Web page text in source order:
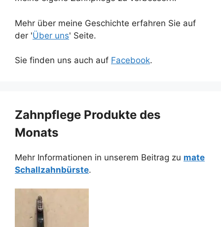
Mehr über meine Geschichte erfahren Sie auf
der 'Über uns' Seite.
Sie finden uns auch auf Facebook.
Zahnpflege Produkte des
Monats
Mehr Informationen in unserem Beitrag zu mate
Schallzahnbürste.